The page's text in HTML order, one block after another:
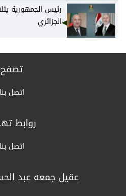
رئيس الجمهورية
الجزائري
رئيس الوزراء يكلف
المجلس الوزاري
الخارجية: أمن
القرارات الكاملة
الزراعة: السلع
تصفح
اتصل بنا
روابط
اتصل بنا
عقيل جمعه عبد